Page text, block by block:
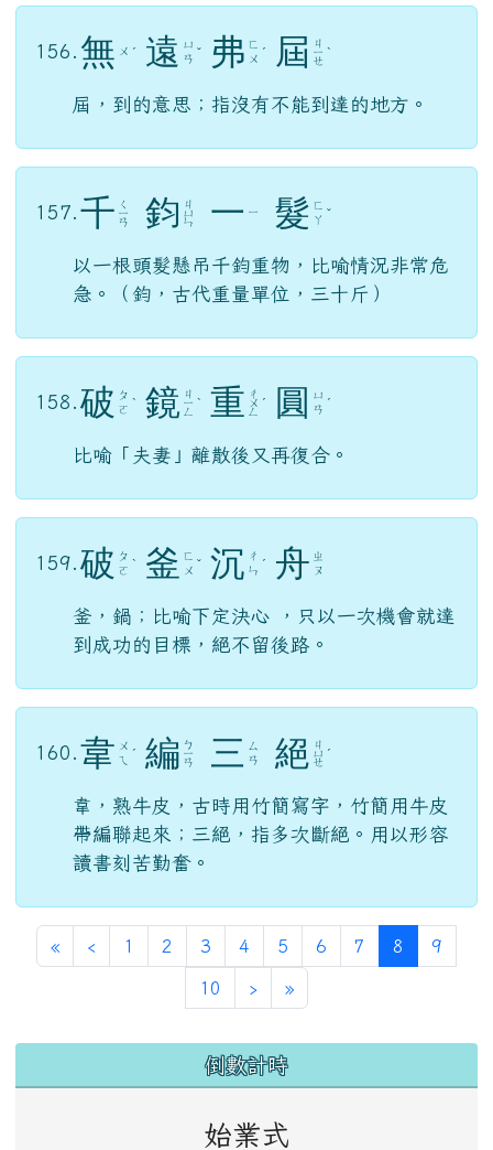
156. 無 ㄨ ˊ 遠 ㄩ
ㄢ ˇ 弗 ㄈ
ㄨ ˊ 屆 ㄐ
ㄧ
ㄝ
ˋ
屆，到的意思；指沒有不能到達的地方。
157. 千 ㄑ
ㄧ
ㄢ 鈞 ㄐ
ㄩ
ㄣ 一 ㄧ 髮 ㄈ
ㄚ ˇ
以一根頭髮懸吊千鈞重物，比喻情況非常危
急。（鈞，古代重量單位，三十斤）
158. 破 ㄆ
ㄛ ˋ 鏡 ㄐ
ㄧ
ㄥ
ˋ 重 ㄔ
ㄨ
ㄥ
ˊ 圓 ㄩ
ㄢ ˊ
比喻「夫妻」離散後又再復合。
159. 破 ㄆ
ㄛ ˋ 釜 ㄈ
ㄨ ˇ 沉 ㄔ
ㄣ ˊ 舟 ㄓ
ㄡ
釜，鍋；比喻下定決心 ，只以一次機會就達
到成功的目標，絕不留後路。
160. 韋 ㄨ
ㄟ
ˊ 編 ㄅ
ㄧ
ㄢ 三 ㄙ
ㄢ
絕 ㄐ
ㄩ
ㄝ
ˊ
韋，熟牛皮，古時用竹簡寫字，竹簡用牛皮
帶編聯起來；三絕，指多次斷絕。用以形容
讀書刻苦勤奮。
«第一頁
‹ 上一頁
1 2 3 4 5 6 7 8 (目前頁次)
9
10 ›下一頁
»最後頁
倒數計時
始業式